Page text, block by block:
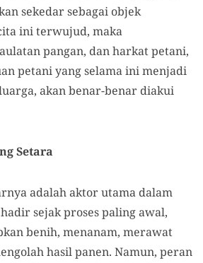
sekedar sebagai objek
ini terwujud, maka
pangan, dan harkat petani,
petani yang selama ini menjadi
akan benar-benar diakui
Setara
adalah aktor utama dalam
sejak proses paling awal,
benih, menanam, merawat
hasil panen. Namun, peran